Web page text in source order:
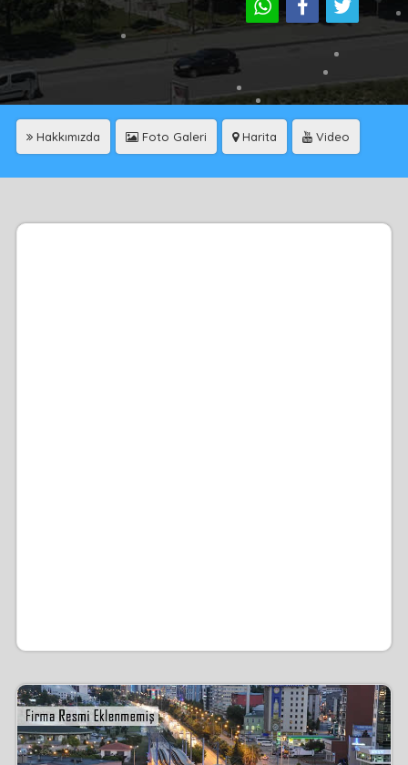
Hakkımızda Foto Galeri Harita Video